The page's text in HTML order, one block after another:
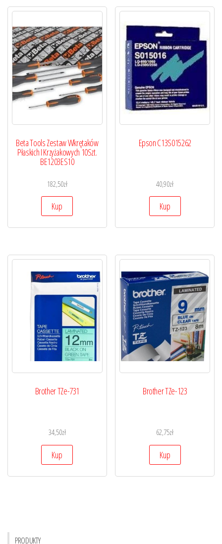
Beta Tools Zestaw Wkrętaków
Płaskich I Krzyżakowych 10Szt.
BE1203ES10
182,50zł
Kup
Epson C13S015262
40,90zł
Kup
Brother TZe-731
34,50zł
Kup
Brother TZe-123
62,75zł
Kup
PRODUKTY